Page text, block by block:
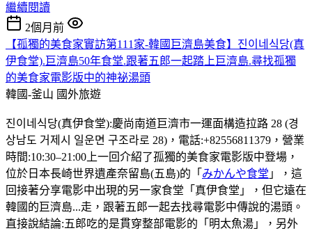
繼續閱讀
2個月前
【孤獨的美食家實訪第111家-韓國巨濟島美食】진이네식당(真
伊食堂).巨濟島50年食堂.跟著五郎一起踏上巨濟島.尋找孤獨
的美食家電影版中的神祕湯頭
韓國-釜山 國外旅遊
진이네식당(真伊食堂):慶尚南道巨濟市一運面構造拉路 28 (경
상남도 거제시 일운면 구조라로 28)，電話:+82556811379，營業
時間:10:30–21:00上一回介紹了孤獨的美食家電影版中登場，
位於日本長崎世界遺產奈留島(五島)的「 みかんや食堂 」，這
回接著分享電影中出現的另一家食堂「真伊食堂」，但它遠在
韓國的巨濟島...走，跟著五郎一起去找尋電影中傳說的湯頭。
直接說結論:五郎吃的是貫穿整部電影的「明太魚湯」，另外